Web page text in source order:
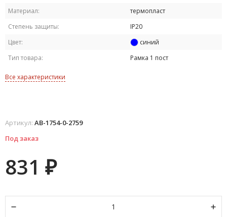
Материал:
термопласт
Степень защиты:
IP20
Цвет:
синий
Тип товара:
Рамка 1 пост
Все характеристики
Артикул: AB-1754-0-2759
Под заказ
831 ₽